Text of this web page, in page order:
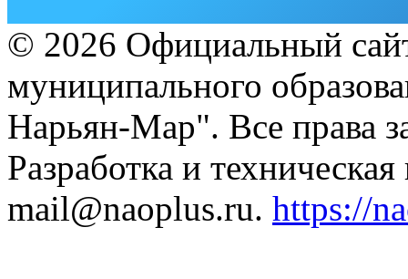
© 2026 Официальный
муниципального
Нарьян-Мар". Все права
Разработка и
mail@naoplus.ru. https://